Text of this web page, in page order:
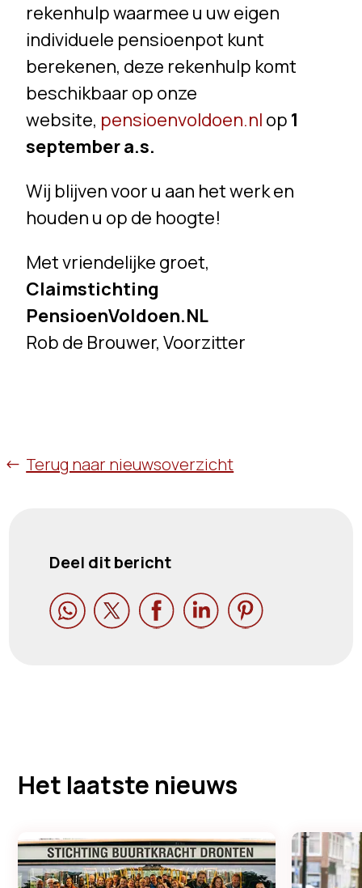
rekenhulp waarmee u uw eigen
individuele pensioenpot kunt
berekenen, deze rekenhulp komt
beschikbaar op onze
website, pensioenvoldoen.nl op 1
september a.s.
Wij blijven voor u aan het werk en
houden u op de hoogte!
Met vriendelijke groet,
Claimstichting
PensioenVoldoen.NL
Rob de Brouwer, Voorzitter
Terug naar nieuwsoverzicht
Deel dit bericht
    
Het laatste nieuws